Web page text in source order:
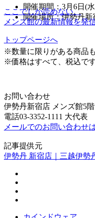
開催期間：3月6日(
開催場所：伊勢丹
※数量に限りがある商品
※価格はすべて、税込です
お問い合わせ
伊勢丹新宿店 メンズ館5
電話03-3352-1111 大代表
メールでのお問い合わせ
記事提供元
伊勢丹 新宿店｜三越伊勢
ここでしか読めない、
メンズ館の最新情報を発
トップページへ